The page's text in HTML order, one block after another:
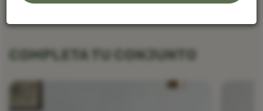
COMPLETA TU CONJUNTO